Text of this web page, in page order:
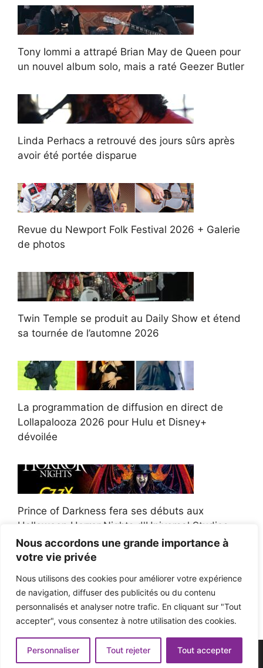
Nous accordons une grande importance à
votre vie privée
Nous utilisons des cookies pour améliorer votre expérience
de navigation, diffuser des publicités ou du contenu
personnalisés et analyser notre trafic. En cliquant sur "Tout
accepter", vous consentez à notre utilisation des cookies.
Personnaliser Tout rejeter Tout accepter
Tony Iommi a attrapé Brian May de Queen pour
un nouvel album solo, mais a raté Geezer Butler
Linda Perhacs a retrouvé des jours sûrs après
avoir été portée disparue
Revue du Newport Folk Festival 2026 + Galerie
de photos
Twin Temple se produit au Daily Show et étend
sa tournée de l’automne 2026
La programmation de diffusion en direct de
Lollapalooza 2026 pour Hulu et Disney+
dévoilée
Prince of Darkness fera ses débuts aux
Halloween Horror Nights d'Universal Studios
Afroman poursuit un policier de l'Ohio après la
victoire du jury en diffamation
© 2026 - Pop'n Music -